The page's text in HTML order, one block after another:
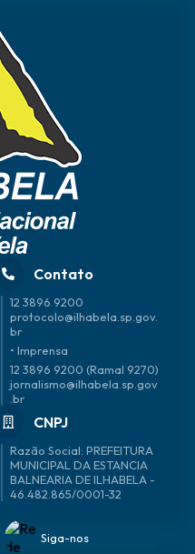
Contato
12 3896 9200
protocolo@ilhabela.sp.gov.
br
• Imprensa
12 3896 9200 (Ramal 9270)
jornalismo@ilhabela.sp.gov
.br
CNPJ
46.482.865/0001-32
Siga-nos